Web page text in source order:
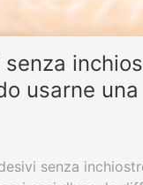
usarne una
senza